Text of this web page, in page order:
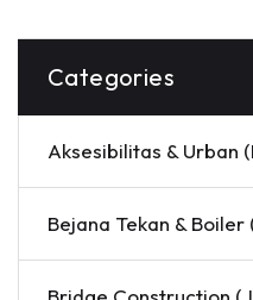
Categories
Aksesibilitas & Urban
Bejana Tekan & Boiler